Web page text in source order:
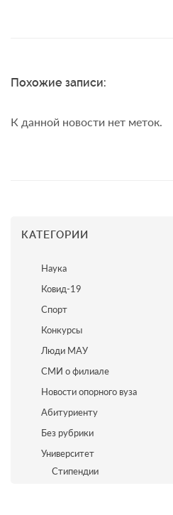
Похожие записи:
К данной новости нет меток.
КАТЕГОРИИ
Наука
Ковид-19
Спорт
Конкурсы
Люди МАУ
СМИ о филиале
Новости опорного вуза
Абитуриенту
Без рубрики
Университет
Стипендии